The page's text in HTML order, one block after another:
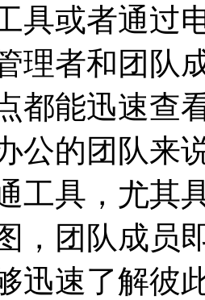
具或者通过
理者和团队
都能迅速查
公的团队来
工具，尤其
，团队成员
迅速了解彼